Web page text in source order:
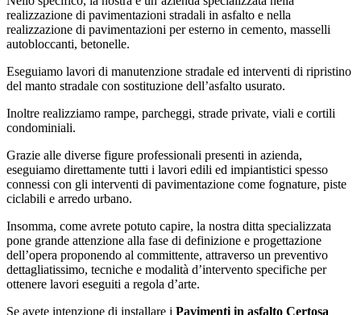
realizzazione di pavimentazioni stradali in asfalto e nella
realizzazione di pavimentazioni per esterno in cemento, masselli
autobloccanti, betonelle.
Eseguiamo lavori di manutenzione stradale ed interventi di ripristino
del manto stradale con sostituzione dell’asfalto usurato.
Inoltre realizziamo rampe, parcheggi, strade private, viali e cortili
condominiali.
Grazie alle diverse figure professionali presenti in azienda,
eseguiamo direttamente tutti i lavori edili ed impiantistici spesso
connessi con gli interventi di pavimentazione come fognature, piste
ciclabili e arredo urbano.
Insomma, come avrete potuto capire, la nostra ditta specializzata
pone grande attenzione alla fase di definizione e progettazione
dell’opera proponendo al committente, attraverso un preventivo
dettagliatissimo, tecniche e modalità d’intervento specifiche per
ottenere lavori eseguiti a regola d’arte.
Se avete intenzione di installare i Pavimenti in asfalto Certosa